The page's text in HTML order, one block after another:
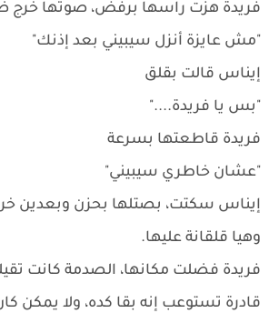
فريدة هزت راسها برفض، صوتها
"مش عايزة أنزل سيبيني بعد إذنك"
إيناس قالت بقلق
"بس يا فريدة...."
فريدة قاطعتها بسرعة
"عشان خاطري سيبيني"
إيناس سكتت، بصتلها بحزن وبعدين
وهيا قلقانة عليها.
فريدة فضلت مكانها، الصدمة كانت
قادرة تستوعب إنه بقا كده، ولا يمكن